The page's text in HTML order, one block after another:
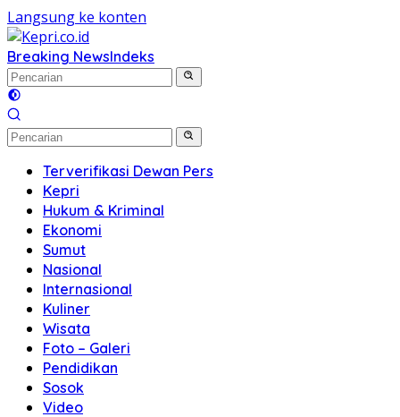
Langsung ke konten
Breaking NewsIndeks
Terverifikasi Dewan Pers
Kepri
Hukum & Kriminal
Ekonomi
Sumut
Nasional
Internasional
Kuliner
Wisata
Foto – Galeri
Pendidikan
Sosok
Video